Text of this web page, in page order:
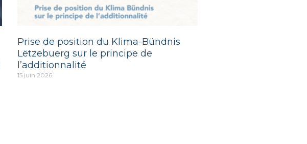
Prise de position du Klima-Bündnis
Lëtzebuerg sur le principe de
l’additionnalité
15 juin 2026